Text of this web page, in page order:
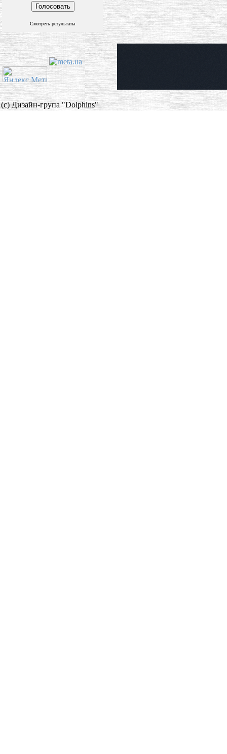
Смотреть результаты
(c) Дизайн-група "Dolphins"